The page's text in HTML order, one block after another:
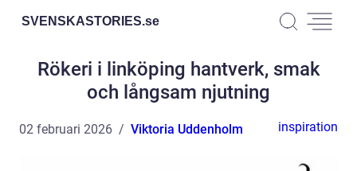
SVENSKASTORIES.se
Rökeri i linköping hantverk, smak
och långsam njutning
02 februari 2026 Viktoria Uddenholm inspiration